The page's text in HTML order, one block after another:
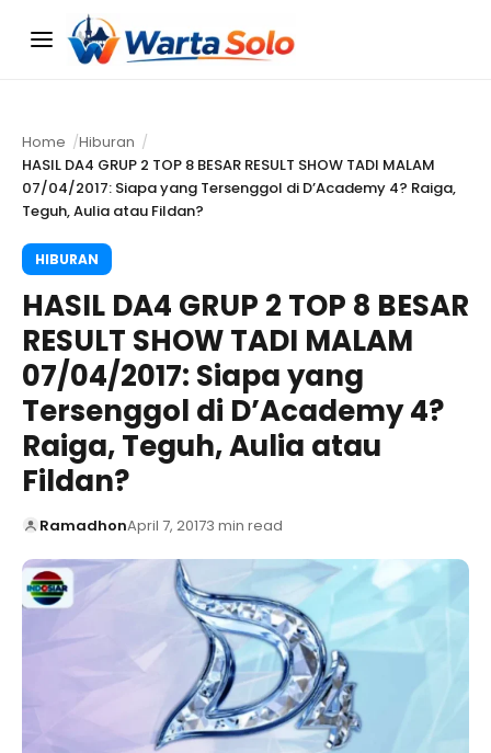
Menu
Home
Hiburan
HASIL DA4 GRUP 2 TOP 8 BESAR RESULT SHOW TADI MALAM
07/04/2017: Siapa yang Tersenggol di D’Academy 4? Raiga,
Teguh, Aulia atau Fildan?
HIBURAN
HASIL DA4 GRUP 2 TOP 8 BESAR
RESULT SHOW TADI MALAM
07/04/2017: Siapa yang
Tersenggol di D’Academy 4?
Raiga, Teguh, Aulia atau
Fildan?
RamadhonApril 7, 20173 min read